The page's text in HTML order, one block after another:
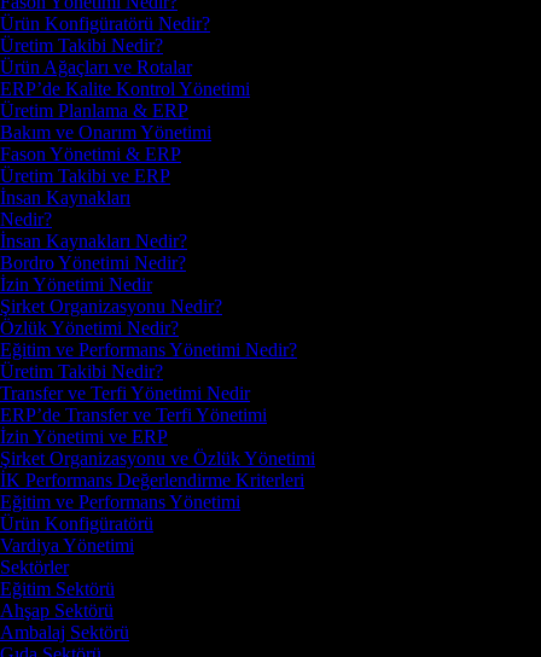
Ürün Konfigüratörü Nedir?
Üretim Takibi Nedir?
Ürün Ağaçları ve Rotalar
ERP’de Kalite Kontrol Yönetimi
Üretim Planlama & ERP
Bakım ve Onarım Yönetimi
Fason Yönetimi & ERP
Üretim Takibi ve ERP
İnsan Kaynakları
Nedir?
İnsan Kaynakları Nedir?
Bordro Yönetimi Nedir?
İzin Yönetimi Nedir
Şirket Organizasyonu Nedir?
Özlük Yönetimi Nedir?
Eğitim ve Performans Yönetimi Nedir?
Üretim Takibi Nedir?
Transfer ve Terfi Yönetimi Nedir
ERP’de Transfer ve Terfi Yönetimi
İzin Yönetimi ve ERP
Şirket Organizasyonu ve Özlük Yönetimi
İK Performans Değerlendirme Kriterleri
Eğitim ve Performans Yönetimi
Ürün Konfigüratörü
Vardiya Yönetimi
Sektörler
Eğitim Sektörü
Ahşap Sektörü
Ambalaj Sektörü